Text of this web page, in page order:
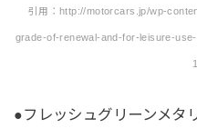
引用：http://motorcars.jp/wp-
grade-of-renewal-and-for-leisure-
●フレッシュグリーンメタ